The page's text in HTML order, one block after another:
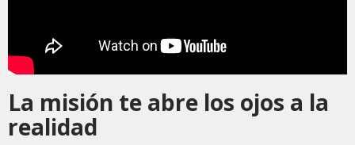
La misión te abre los ojos a la
realidad